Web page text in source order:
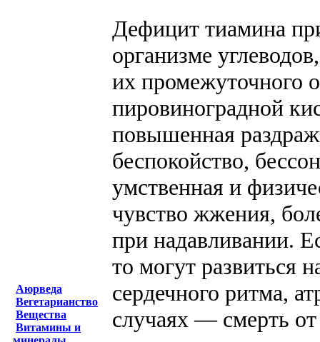
Аюрведа
Вегетарианство
Вещества
Витамины и
Дефицит тиамина
организме
их промежуточного
пировиноградной
повышенная
беспокойство,
умственная и
чувство жжения,
при надавливании.
то могут развиться
сердечного ритма,
случаях — смерть от